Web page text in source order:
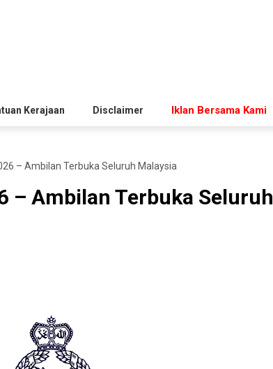
Kerajaan Disclaimer Iklan Bersama Kami
– Ambilan Terbuka Seluruh Malaysia
– Ambilan Terbuka Seluruh